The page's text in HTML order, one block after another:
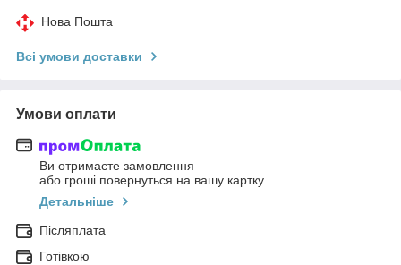
Нова Пошта
Всі умови доставки
Умови оплати
Ви отримаєте замовлення
або гроші повернуться на вашу картку
Детальніше
Післяплата
Готівкою